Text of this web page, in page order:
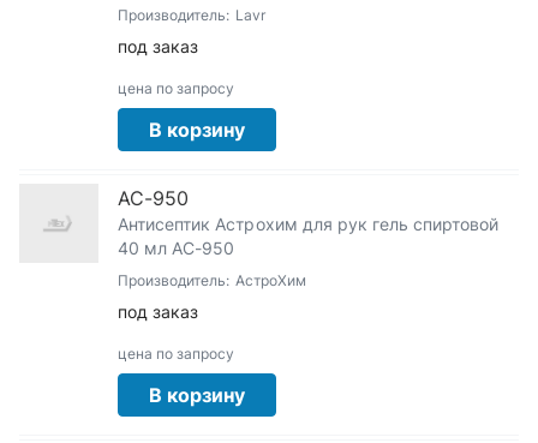
Производитель: Lavr
под заказ
цена по запросу
В корзину
АС-950
Антисептик Астрохим для рук гель спиртовой
40 мл АС-950
Производитель: АстроХим
под заказ
цена по запросу
В корзину